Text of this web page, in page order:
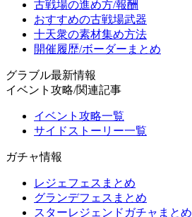
古戦場の進め方/報酬
おすすめの古戦場武器
十天衆の素材集め方法
開催履歴/ボーダーまとめ
グラブル最新情報
イベント攻略/関連記事
イベント攻略一覧
サイドストーリー一覧
ガチャ情報
レジェフェスまとめ
グランデフェスまとめ
スターレジェンドガチャまとめ